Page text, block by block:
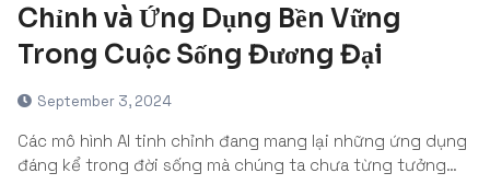
Chỉnh và Ứng Dụng Bền Vững
Trong Cuộc Sống Đương Đại
September 3, 2024
Các mô hình AI tinh chỉnh đang mang lại những ứng dụng
đáng kể trong đời sống mà chúng ta chưa từng tưởng…